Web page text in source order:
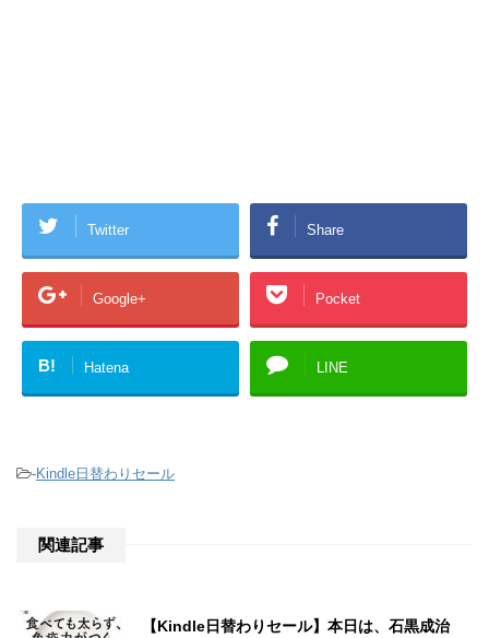
Twitter Share
Google+ Pocket
B! Hatena LINE
-Kindle日替わりセール
関連記事
【Kindle日替わりセール】本日は、石黒成治